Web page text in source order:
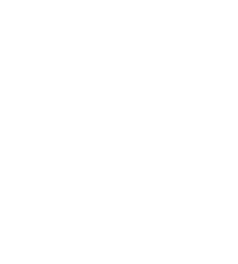
privatlivspolitikken